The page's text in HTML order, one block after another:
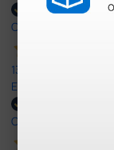
Comprador verificado
13 Jul 2026
Excelente
Comprador verificado